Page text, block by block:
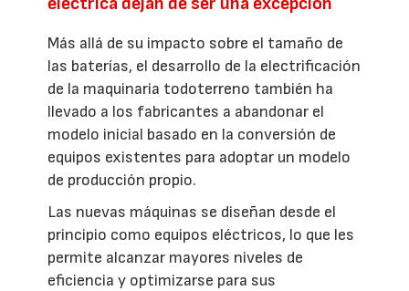
Más allá de su impacto sobre el tamaño de
las baterías, el desarrollo de la electrificación
de la maquinaria todoterreno también ha
llevado a los fabricantes a abandonar el
modelo inicial basado en la conversión de
equipos existentes para adoptar un modelo
de producción propio.
Las nuevas máquinas se diseñan desde el
principio como equipos eléctricos, lo que les
permite alcanzar mayores niveles de
eficiencia y optimizarse para sus